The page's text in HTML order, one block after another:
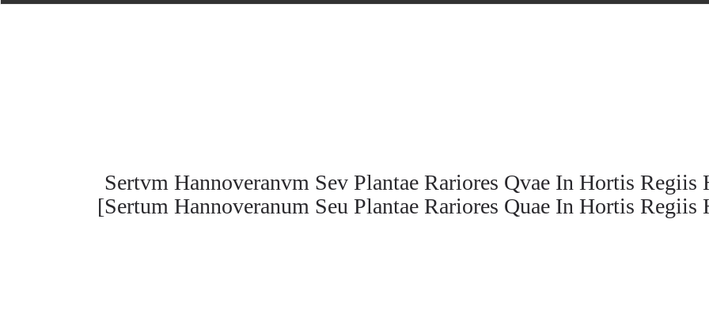
Sertvm Hannoveranvm Sev Plantae Rariores Qvae In Hortis
[Sertum Hannoveranum Seu Plantae Rariores Quae In Hortis